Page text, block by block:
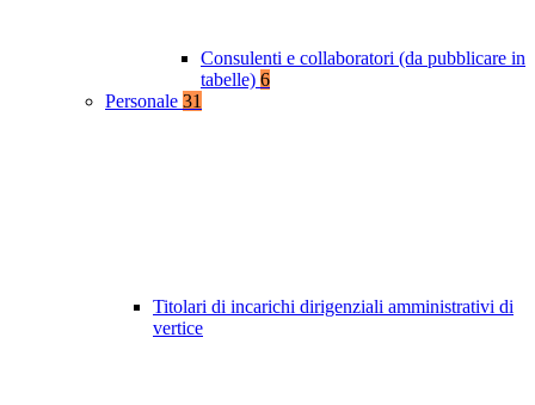
Consulenti e collaboratori (da pubblicare in
tabelle) 6
Personale 31
Titolari di incarichi dirigenziali amministrativi di
vertice